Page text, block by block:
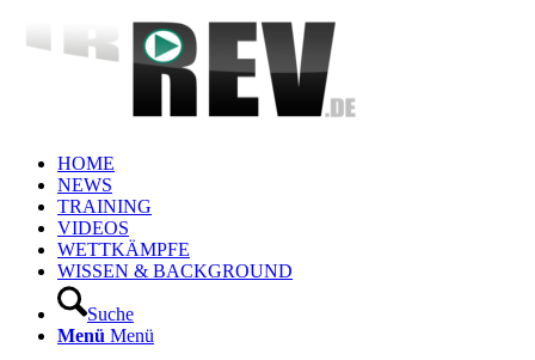
HOME
NEWS
TRAINING
VIDEOS
WETTKÄMPFE
WISSEN & BACKGROUND
Suche
Menü Menü